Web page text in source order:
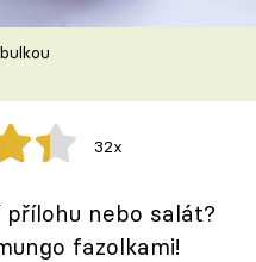
32x
nebo salát?
fazolkami!